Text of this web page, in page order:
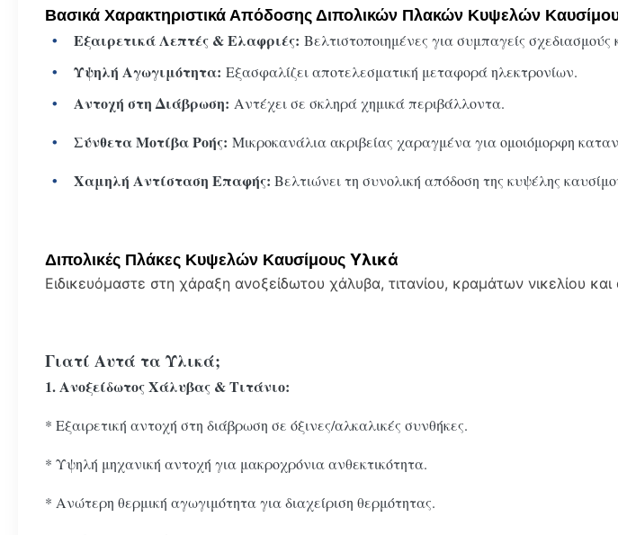
Βασικά Χαρακτηριστικά Απόδοσης Διπολικών Πλακών Κυψελών
Εξαιρετικά Λεπτές & Ελαφριές: Βελτιστοποιημένες για συμπαγείς
Υψηλή Αγωγιμότητα: Εξασφαλίζει αποτελεσματική μεταφορά ηλεκτρονίων.
Αντοχή στη Διάβρωση: Αντέχει σε σκληρά χημικά περιβάλλοντα.
Σύνθετα Μοτίβα Ροής: Μικροκανάλια ακριβείας χαραγμένα για ομοιόμορφη
Χαμηλή Αντίσταση Επαφής: Βελτιώνει τη συνολική απόδοση της κυψέλης
Διπολικές Πλάκες Κυψελών Καυσίμους Υλικά
Ειδικευόμαστε στη χάραξη ανοξείδωτου χάλυβα, τιτανίου, κραμάτων νικελίου
Γιατί Αυτά τα Υλικά;
1. Ανοξείδωτος Χάλυβας & Τιτάνιο:
* Εξαιρετική αντοχή στη διάβρωση σε όξινες/αλκαλικές συνθήκες.
* Υψηλή μηχανική αντοχή για μακροχρόνια ανθεκτικότητα.
* Ανώτερη θερμική αγωγιμότητα για διαχείριση θερμότητας.